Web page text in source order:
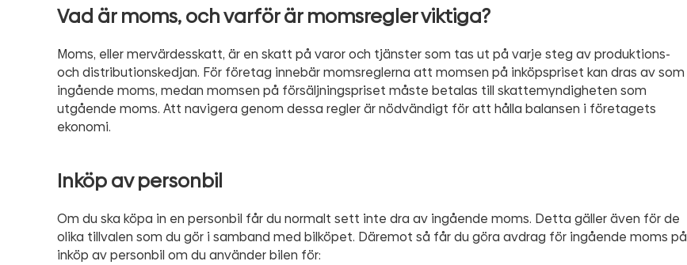
Vad är moms, och varför är momsregler viktiga?
Moms, eller mervärdesskatt, är en skatt på varor och tjänster som tas ut på varje steg av produktions-
och distributionskedjan. För företag innebär momsreglerna att momsen på inköpspriset kan dras av som
ingående moms, medan momsen på försäljningspriset måste betalas till skattemyndigheten som
utgående moms. Att navigera genom dessa regler är nödvändigt för att hålla balansen i företagets
ekonomi.
Inköp av personbil
Om du ska köpa in en personbil får du normalt sett inte dra av ingående moms. Detta gäller även för de
olika tillvalen som du gör i samband med bilköpet. Däremot så får du göra avdrag för ingående moms på
inköp av personbil om du använder bilen för: